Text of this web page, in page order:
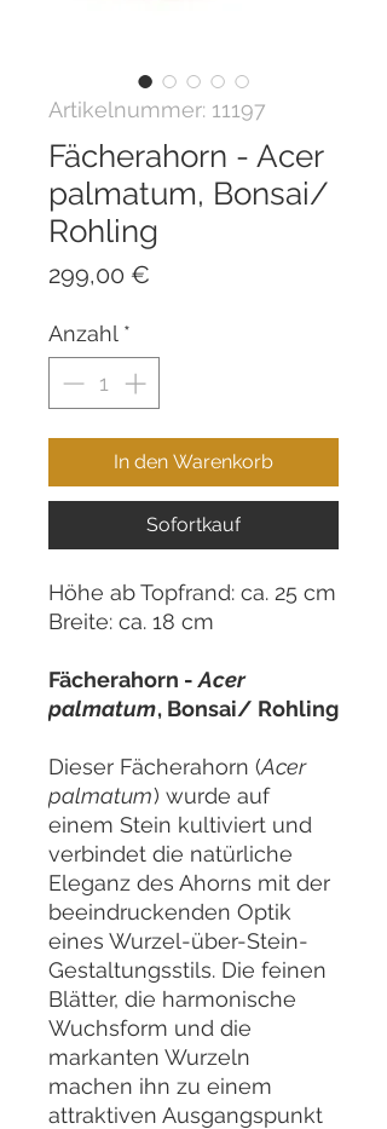
Artikelnummer: 11197
Fächerahorn - Acer
palmatum, Bonsai/
Rohling
299,00 €
Anzahl *
In den Warenkorb
Sofortkauf
Höhe ab Topfrand: ca. 25 cm
Breite: ca. 18 cm
Fächerahorn -Acer
palmatum, Bonsai/ Rohling
Dieser Fächerahorn (Acer
palmatum) wurde auf
einem Stein kultiviert und
verbindet die natürliche
Eleganz des Ahorns mit der
beeindruckenden Optik
eines Wurzel-über-Stein-
Gestaltungsstils. Die feinen
Blätter, die harmonische
Wuchsform und die
markanten Wurzeln
machen ihn zu einem
attraktiven Ausgangspunkt